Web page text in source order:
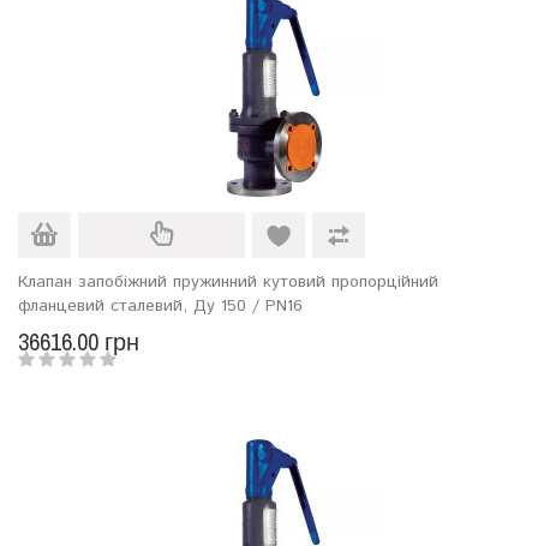
Клапан запобіжний пружинний кутовий пропорційний
фланцевий сталевий, Ду 150 / PN16
36616.00 грн